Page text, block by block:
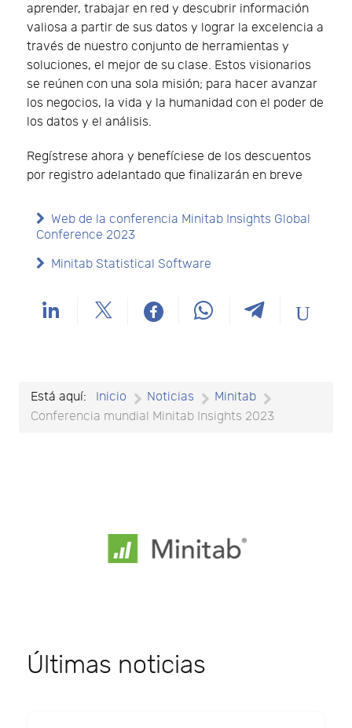
aprender, trabajar en red y descubrir información
valiosa a partir de sus datos y lograr la excelencia a
través de nuestro conjunto de herramientas y
soluciones, el mejor de su clase. Estos visionarios
se reúnen con una sola misión; para hacer avanzar
los negocios, la vida y la humanidad con el poder de
los datos y el análisis.
Regístrese ahora y benefíciese de los descuentos
por registro adelantado que finalizarán en breve
Web de la conferencia Minitab Insights Global
Conference 2023
Minitab Statistical Software
Está aquí: Inicio Noticias
Minitab
Conferencia mundial Minitab Insights 2023
Últimas noticias